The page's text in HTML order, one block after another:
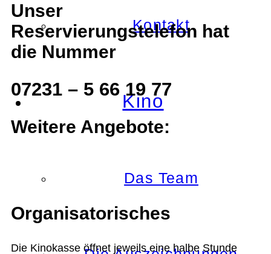
Kontakt
Kino
Das Team
Unser
Reservierungstelefon hat
die Nummer
07231 – 5 66 19 77
Weitere Angebote:
Organisatorisches
Die Kinokasse öffnet jeweils eine halbe Stunde